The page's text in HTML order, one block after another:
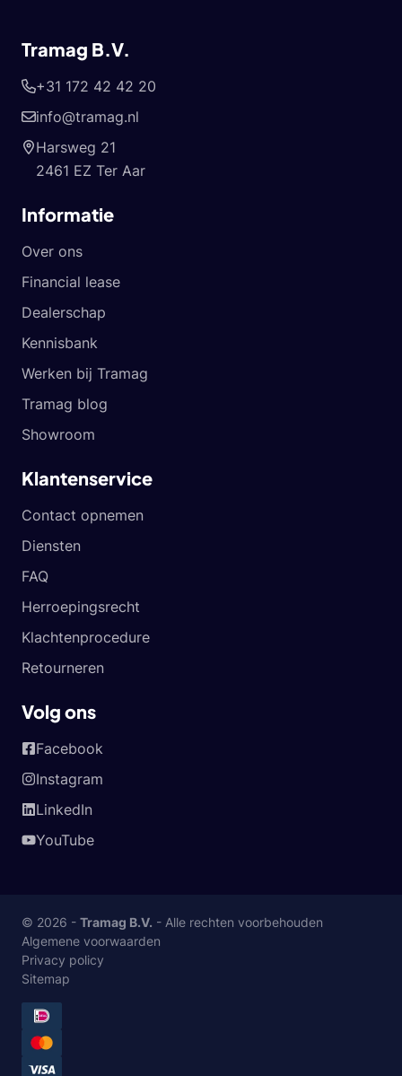
Tramag B.V.
+31 172 42 42 20
info@tramag.nl
Harsweg 21
2461 EZ Ter Aar
Informatie
Over ons
Financial lease
Dealerschap
Kennisbank
Werken bij Tramag
Tramag blog
Showroom
Klantenservice
Contact opnemen
Diensten
FAQ
Herroepingsrecht
Klachtenprocedure
Retourneren
Volg ons
Facebook
Instagram
LinkedIn
YouTube
© 2026 - Tramag B.V. - Alle rechten voorbehouden
Algemene voorwaarden
Privacy policy
Sitemap